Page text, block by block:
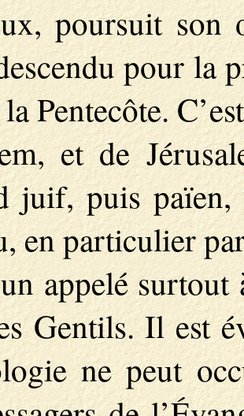
poursuit
pour la
Pentecôte.
et de
juif, puis
en particulier
appelé surtout
Gentils. Il est
ne peut